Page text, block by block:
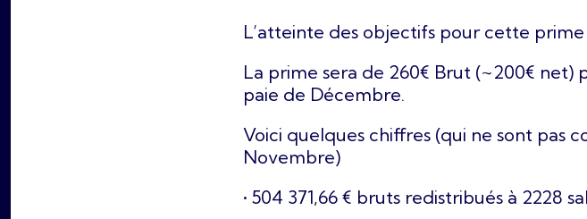
L’atteinte des objectifs pour cette prime
La prime sera de 260€ Brut (~200€ net)
paie de Décembre.
Voici quelques chiffres (qui ne sont pas
Novembre)
• 504 371,66 € bruts redistribués à 2228